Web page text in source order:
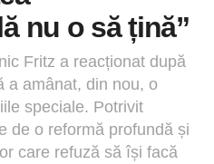
nu o să țină”
Fritz a reacționat după
a amânat, din nou, o
speciale. Potrivit
de o reformă profundă și
care refuză să își facă